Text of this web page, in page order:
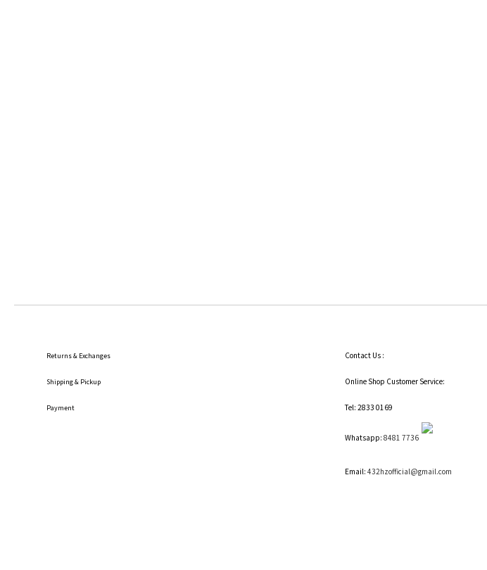
Returns & Exchanges
Shipping& Pickup
Payment
Contact Us :
Online Shop Customer Service:
Tel: 2833 0169
Whatsapp: 8481 7736
Email: 432hzofficial@gmail.com